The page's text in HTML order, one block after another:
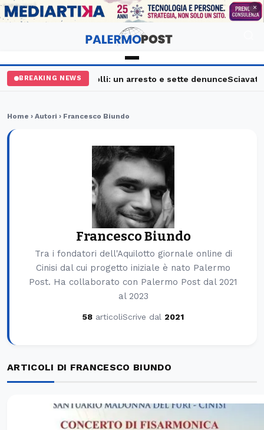
PUBBLICITÀ ×
BREAKING NEWS
maxi controlli: un arresto e sette denunceSciavata
Home › Autori › Francesco Biundo
Francesco Biundo
Tra i fondatori dell'Aquilotto giornale online di
Cinisi dal cui progetto iniziale è nato Palermo
Post. Ha collaborato con Palermo Post dal 2021
al 2023
58 articoliScrive dal 2021
ARTICOLI DI FRANCESCO BIUNDO